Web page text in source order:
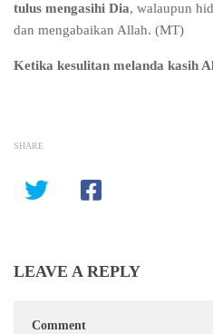
tulus mengasihi Dia, walaupun
dan mengabaikan Allah. (MT)
Ketika kesulitan melanda kasih
SHARE
LEAVE A REPLY
Comment